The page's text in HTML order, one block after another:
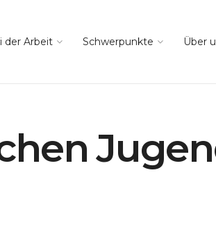
der Arbeit Schwerpunkte Über